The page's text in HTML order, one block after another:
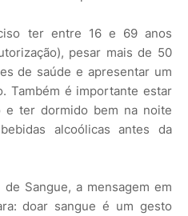
ter entre 16 e 69 anos
pesar mais de 50
de saúde e apresentar um
Também é importante estar
e ter dormido bem na noite
alcoólicas antes da
Sangue, a mensagem em
doar sangue é um gesto